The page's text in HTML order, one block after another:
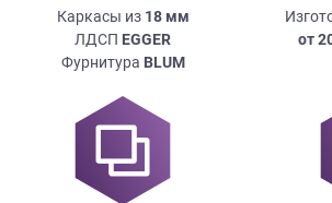
Каркасы из 18мм
ЛДСП EGGER
Фурнитура BLUM
от